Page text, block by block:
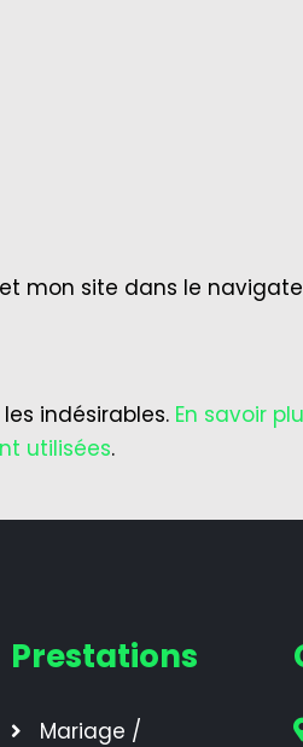
mon site dans le
indésirables. En savoir
utilisées.
Prestations
Mariage /